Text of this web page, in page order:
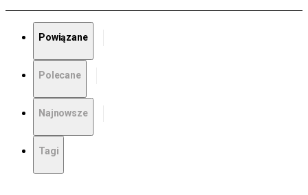
Powiązane
Polecane
Najnowsze
Tagi